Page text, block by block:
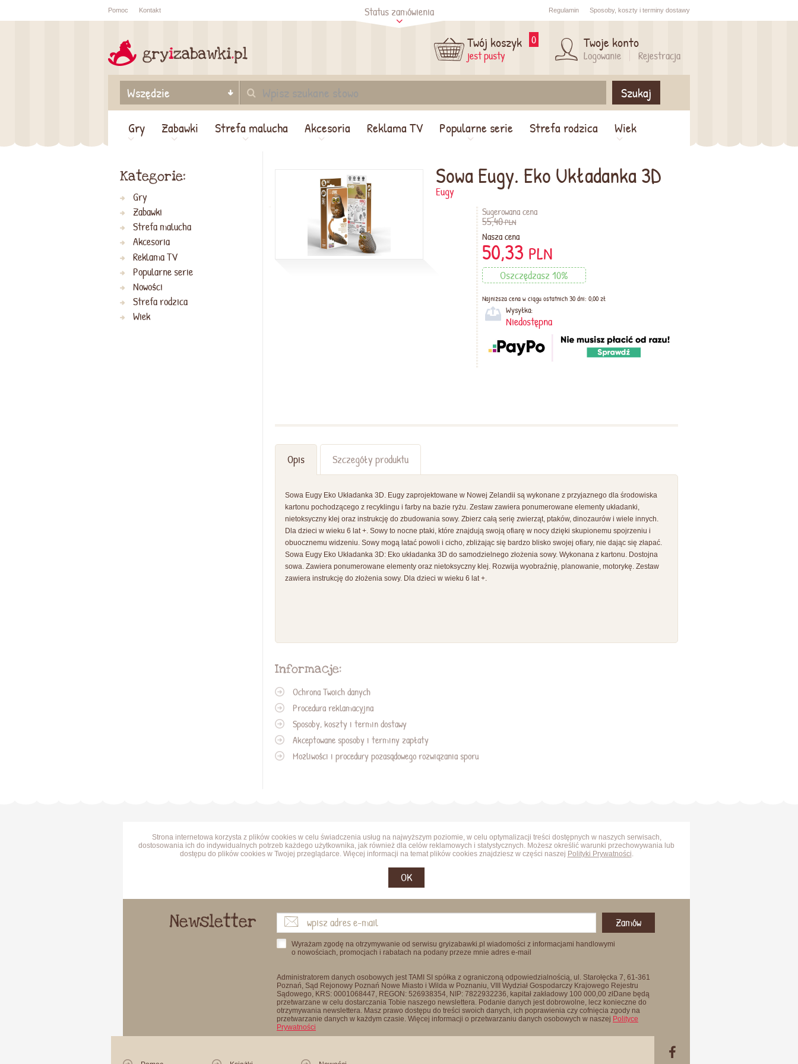
Sprawdź status Sprawdź
Pomoc Kontakt Status zamówienia Regulamin Sposoby, koszty i terminy dostawy
Twój koszyk
jest pusty
0 Twoje konto
Logowanie Rejestracja
Szukaj
Gry
Zabawki Strefa malucha Akcesoria Reklama TV Popularne serie Strefa rodzica Wiek
Sowa Eugy. Eko Układanka 3D
Eugy
Sugerowana cena
55,40PLN
Nasza cena
50,33 PLN
Oszczędzasz 10%
Najniższa cena w ciągu ostatnich 30 dni: 0,00 zł
Wysyłka:
Niedostępna
Opis Szczegóły produktu
Sowa Eugy Eko Układanka 3D. Eugy zaprojektowane w Nowej Zelandii są wykonane z przyjaznego dla środowiska
kartonu pochodzącego z recyklingu i farby na bazie ryżu. Zestaw zawiera ponumerowane elementy układanki,
nietoksyczny klej oraz instrukcję do zbudowania sowy. Zbierz całą serię zwierząt, ptaków, dinozaurów i wiele innych.
Dla dzieci w wieku 6 lat +. Sowy to nocne ptaki, które znajdują swoją ofiarę w nocy dzięki skupionemu spojrzeniu i
obuocznemu widzeniu. Sowy mogą latać powoli i cicho, zbliżając się bardzo blisko swojej ofiary, nie dając się złapać.
Sowa Eugy Eko Układanka 3D: Eko układanka 3D do samodzielnego złożenia sowy. Wykonana z kartonu. Dostojna
sowa. Zawiera ponumerowane elementy oraz nietoksyczny klej. Rozwija wyobraźnię, planowanie, motorykę. Zestaw
zawiera instrukcję do złożenia sowy. Dla dzieci w wieku 6 lat +.
Informacje:
Ochrona Twoich danych
Procedura reklamacyjna
Sposoby, koszty i termin dostawy
Akceptowane sposoby i terminy zapłaty
Możliwości i procedury pozasądowego rozwiązania sporu
Kategorie:
Gry
Zabawki
Strefa malucha
Akcesoria
Reklama TV
Popularne serie
Nowości
Strefa rodzica
Wiek
Strona internetowa korzysta z plików cookies w celu świadczenia usług na najwyższym poziomie, w celu optymalizacji treści dostępnych w naszych serwisach,
dostosowania ich do indywidualnych potrzeb każdego użytkownika, jak również dla celów reklamowych i statystycznych. Możesz określić warunki przechowywania lub
dostępu do plików cookies w Twojej przeglądarce. Więcej informacji na temat plików cookies znajdziesz w części naszej Polityki Prywatności.
OK
Newsletter Zamów
Wyrażam zgodę na otrzymywanie od serwisu gryizabawki.pl wiadomości z informacjami handlowymi
o nowościach, promocjach i rabatach na podany przeze mnie adres e-mail
Administratorem danych osobowych jest TAMI SI spółka z ograniczoną odpowiedzialnością, ul. Starołęcka 7, 61-361
Poznań, Sąd Rejonowy Poznań Nowe Miasto i Wilda w Poznaniu, VIII Wydział Gospodarczy Krajowego Rejestru
Sądowego, KRS: 0001068447, REGON: 526938354, NIP: 7822932236, kapitał zakładowy 100 000,00 złDane będą
przetwarzane w celu dostarczania Tobie naszego newslettera. Podanie danych jest dobrowolne, lecz konieczne do
otrzymywania newslettera. Masz prawo dostępu do treści swoich danych, ich poprawienia czy cofnięcia zgody na
przetwarzanie danych w każdym czasie. Więcej informacji o przetwarzaniu danych osobowych w naszej Polityce
Prywatności